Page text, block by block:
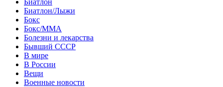
Биатлон
Биатлон/Лыжи
Бокс
Бокс/MMA
Болезни и лекарства
Бывший СССР
В мире
В России
Вещи
Военные новости